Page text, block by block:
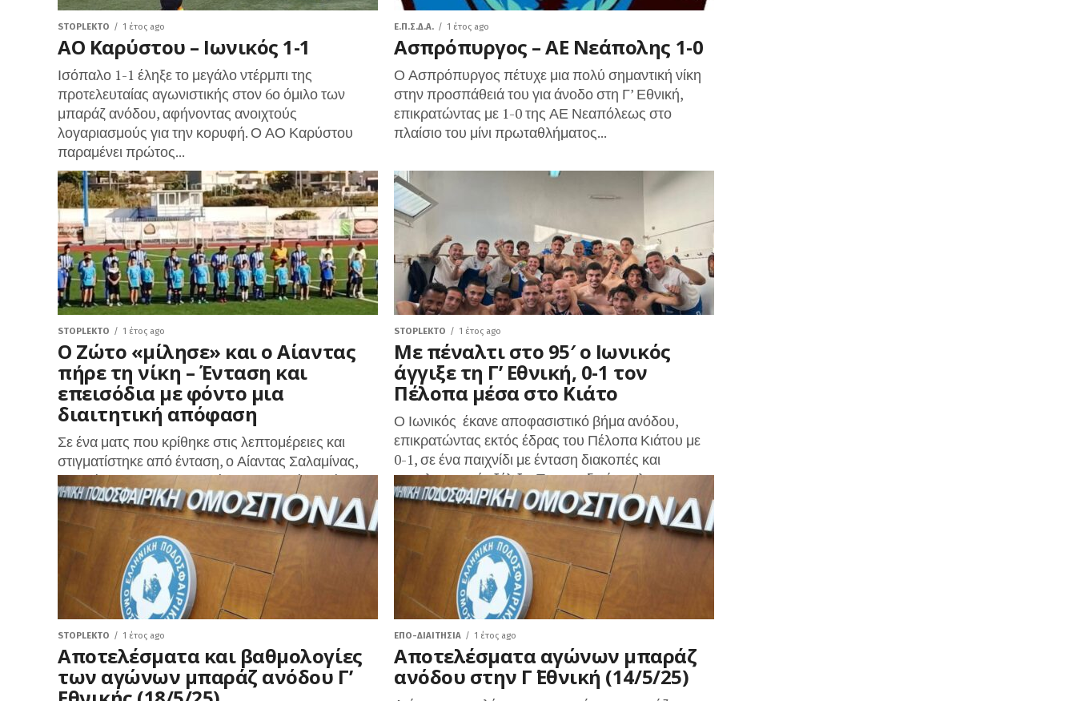
STOPLEKTO 1 έτος ago
ΑΟ Καρύστου – Ιωνικός 1-1
Ισόπαλο 1-1 έληξε το μεγάλο ντέρμπι της
προτελευταίας αγωνιστικής στον 6ο όμιλο των
μπαράζ ανόδου, αφήνοντας ανοιχτούς
λογαριασμούς για την κορυφή. Ο ΑΟ Καρύστου
παραμένει πρώτος...
Ε.Π.Σ.Δ.Α. 1 έτος ago
Ασπρόπυργος – ΑΕ Νεάπολης 1-0
Ο Ασπρόπυργος πέτυχε μια πολύ σημαντική νίκη
στην προσπάθειά του για άνοδο στη Γ’ Εθνική,
επικρατώντας με 1-0 της ΑΕ Νεαπόλεως στο
πλαίσιο του μίνι πρωταθλήματος...
STOPLEKTO 1 έτος ago
Ο Ζώτο «μίλησε» και ο Αίαντας
πήρε τη νίκη – Ένταση και
επεισόδια με φόντο μια
διαιτητική απόφαση
Σε ένα ματς που κρίθηκε στις λεπτομέρειες και
στιγματίστηκε από ένταση, ο Αίαντας Σαλαμίνας,
επικράτησε με 1-0 του αξιόμαχου Γρανίτη Αγίας
Μαρίνας, χάρη σε τέρμα του...
STOPLEKTO 1 έτος ago
Με πέναλτι στο 95′ ο Ιωνικός
άγγιξε τη Γ’ Εθνική, 0-1 τον
Πέλοπα μέσα στο Κιάτο
Ο Ιωνικός έκανε αποφασιστικό βήμα ανόδου,
επικρατώντας εκτός έδρας του Πέλοπα Κιάτου με
0-1, σε ένα παιχνίδι με ένταση διακοπές και
συγκλονιστική εξέλιξη. Το μοναδικό γκολ...
STOPLEKTO 1 έτος ago
Αποτελέσματα και βαθμολογίες
των αγώνων μπαράζ ανόδου Γ’
ΕΠΟ-ΔΙΑΙΤΗΣΊΑ 1 έτος ago
Αποτελέσματα αγώνων μπαράζ
ανόδου στην Γ΄ Εθνική (14/5/25)